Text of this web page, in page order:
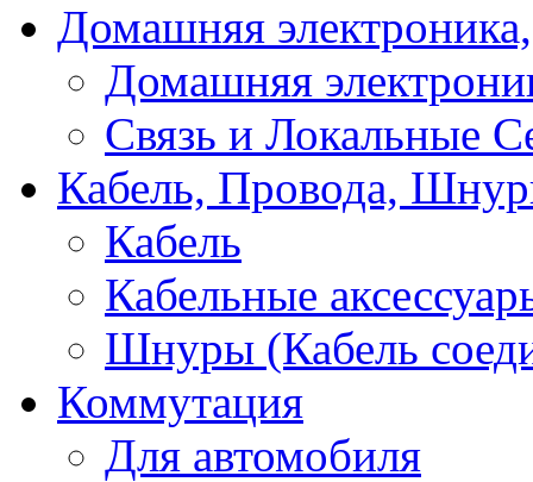
Домашняя
Домашняя
Связь и Локальные
Кабель, Провода,
Кабель
Кабельные
Шнуры (Кабель
Коммутация
Для автомобиля